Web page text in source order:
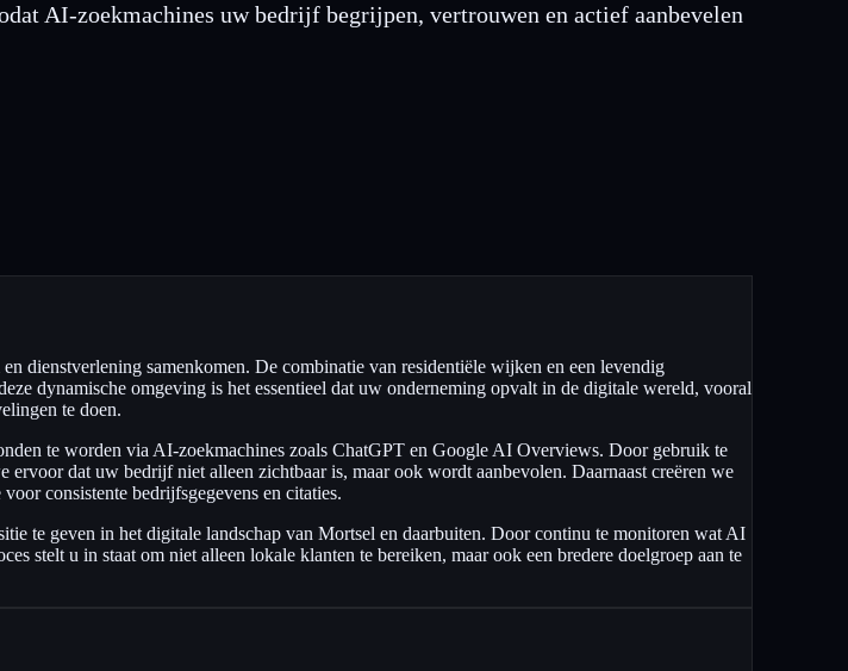
AI-zoekmachines uw bedrijf begrijpen, vertrouwen en actief aanbevelen
dienstverlening samenkomen. De combinatie van residentiële wijken en een levendig
dynamische omgeving is het essentieel dat uw onderneming opvalt in de digitale wereld, vooral
te doen.
te worden via AI-zoekmachines zoals ChatGPT en Google AI Overviews. Door gebruik te
dat uw bedrijf niet alleen zichtbaar is, maar ook wordt aanbevolen. Daarnaast creëren we
consistente bedrijfsgegevens en citaties.
te geven in het digitale landschap van Mortsel en daarbuiten. Door continu te monitoren wat AI
stelt u in staat om niet alleen lokale klanten te bereiken, maar ook een bredere doelgroep aan te